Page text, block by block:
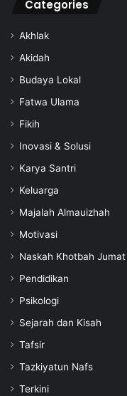
Categories
Akhlak
Akidah
Budaya Lokal
Fatwa Ulama
Fikih
Inovasi & Solusi
Karya Santri
Keluarga
Majalah Almauizhah
Motivasi
Naskah Khotbah Jumat
Pendidikan
Psikologi
Sejarah dan Kisah
Tafsir
Tazkiyatun Nafs
Terkini